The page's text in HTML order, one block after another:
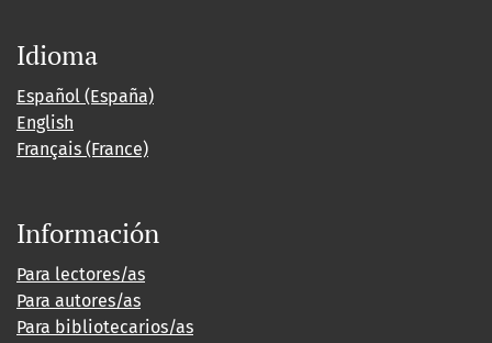
Idioma
Español (España)
English
Français (France)
Información
Para lectores/as
Para autores/as
Para bibliotecarios/as